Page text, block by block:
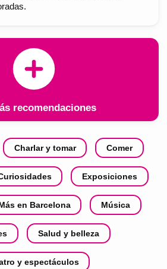
recomendaciones
Charlar y tomar Comer
Exposiciones
en Barcelona Música
Salud y belleza
y espectáculos